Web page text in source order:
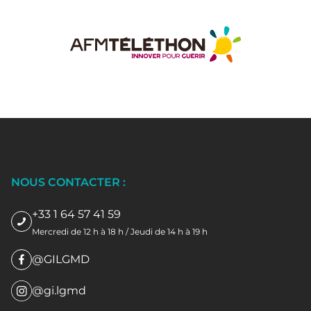
NOUS CONTACTER :
+33 1 64 57 41 59
Mercredi de 12 h à 18 h / Jeudi de 14 h à 19 h
@GILGMD
@gi.lgmd